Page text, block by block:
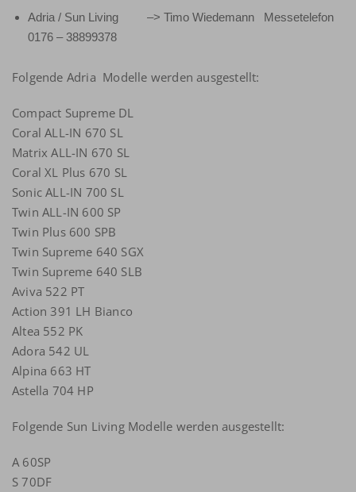
Adria / Sun Living –> Timo Wiedemann Messetelefon
0176 – 38899378
Folgende Adria Modelle werden ausgestellt:
Compact Supreme DL
Coral ALL-IN 670 SL
Matrix ALL-IN 670 SL
Coral XL Plus 670 SL
Sonic ALL-IN 700 SL
Twin ALL-IN 600 SP
Twin Plus 600 SPB
Twin Supreme 640 SGX
Twin Supreme 640 SLB
Aviva 522 PT
Action 391 LH Bianco
Altea 552 PK
Adora 542 UL
Alpina 663 HT
Astella 704 HP
Folgende Sun Living Modelle werden ausgestellt:
A 60SP
S 70DF